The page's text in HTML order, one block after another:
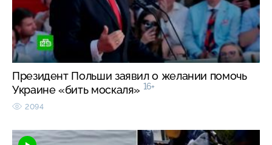
Президент Польши заявил о желании помочь
Украине «бить москаля» 16+
2094